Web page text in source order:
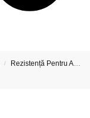
/ Rezistență Pentru Atomizor De Țigară Electronică